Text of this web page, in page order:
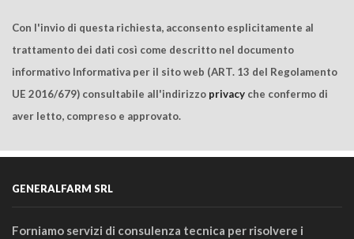
Con l'invio di questa richiesta, acconsento esplicitamente al
trattamento dei dati così come descritto nel documento
informativo Informativa per il sito web (ART. 13 del Regolamento
UE 2016/679) consultabile all'indirizzo privacy che confermo di
aver letto, compreso e approvato.
GENERALFARM SRL
Forniamo servizi di consulenza tecnica per risolvere i